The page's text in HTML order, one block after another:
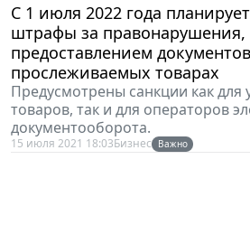
С 1 июля 2022 года
штрафы за правонарушения,
предоставлением
прослеживаемых товарах
Предусмотрены санкции как для
товаров, так и для операторов
документооборота.
15 июля 2021 18:03Бизнес Важно